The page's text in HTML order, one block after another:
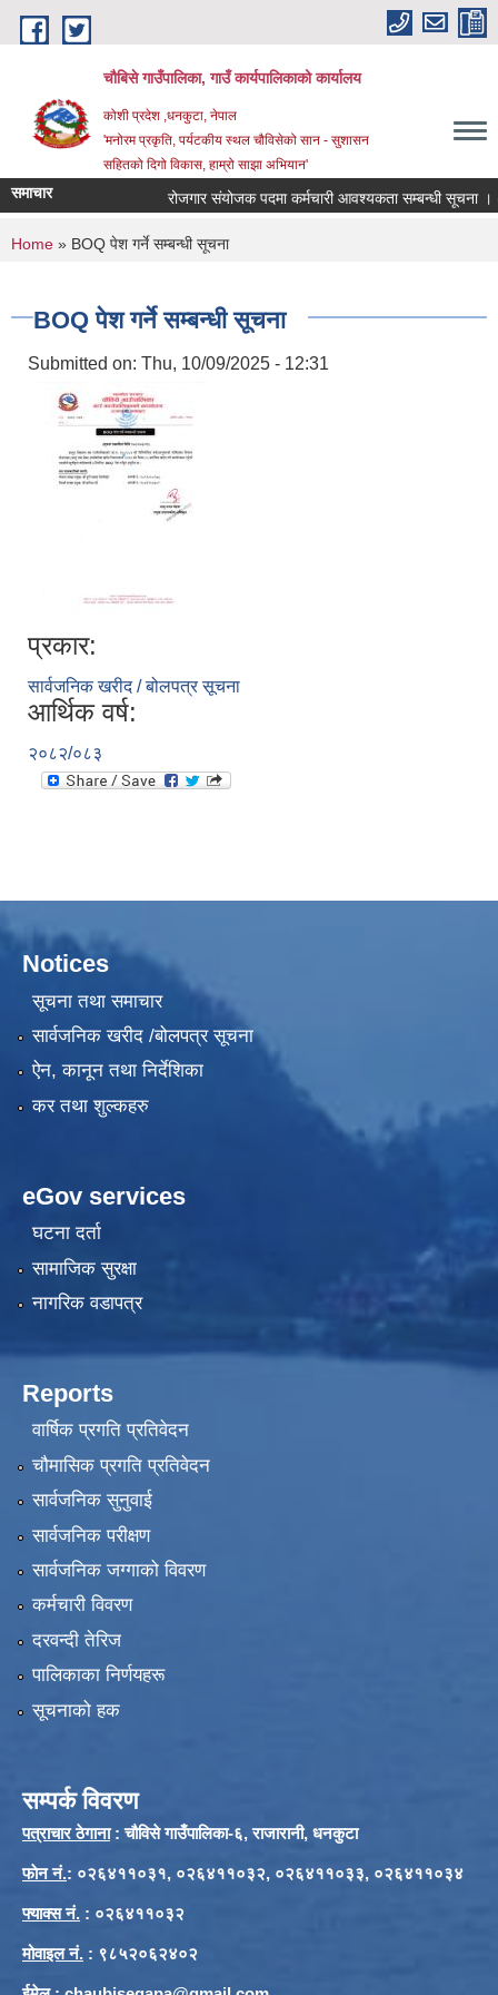
Skip to main content
चौबिसे गाउँपालिका, गाउँ कार्यपालिकाको कार्यालय
कोशी प्रदेश ,धनकुटा, नेपाल
'मनोरम प्रकृति, पर्यटकीय स्थल चौविसेको सान - सुशासन
सहितको दिगो विकास, हाम्रो साझा अभियान'
समाचार रोजगार संयोजक पदमा कर्मचारी आवश्यकता सम्बन्धी सूचना ।
You are here
Home » BOQ पेश गर्ने सम्बन्धी सूचना
BOQ पेश गर्ने सम्बन्धी सूचना
Submitted on: Thu, 10/09/2025 - 12:31
प्रकार:
सार्वजनिक खरीद / बोलपत्र सूचना
आर्थिक वर्ष:
२०८२/०८३
Notices
सूचना तथा समाचार
सार्वजनिक खरीद /बोलपत्र सूचना
ऐन, कानून तथा निर्देशिका
कर तथा शुल्कहरु
eGov services
घटना दर्ता
सामाजिक सुरक्षा
नागरिक वडापत्र
Reports
वार्षिक प्रगति प्रतिवेदन
चौमासिक प्रगति प्रतिवेदन
सार्वजनिक सुनुवाई
सार्वजनिक परीक्षण
सार्वजनिक जग्गाको विवरण
कर्मचारी विवरण
दरवन्दी तेरिज
पालिकाका निर्णयहरू
सूचनाको हक
सम्पर्क विवरण
पत्राचार ठेगाना: चौविसे गाउँपालिका-६, राजारानी, धनकुटा
फाेन नं.: ०२६४११०३१, ०२६४११०३२, ०२६४११०३३, ०२६४११०३४
फ्याक्स नं. : ०२६४११०३२
मोवाइल नं. : ९८५२०६२४०२